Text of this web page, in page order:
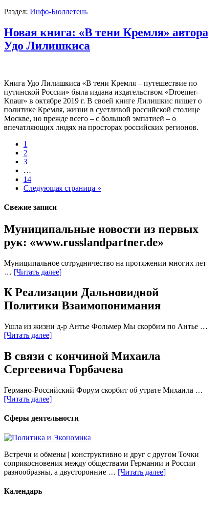
Раздел: Инфо-Бюллетень
Новая книга: «В тени Кремля» автора
Удо Лилишкиса
Книга Удо Лилишкиса «В тени Кремля – путешествие по
путинской России» была издана издательством «Droemer-
Knaur» в октябре 2019 г. В своей книге Лилишкис пишет о
политике Кремля, жизни в суетливой российской столице
Москве, но прежде всего ‒ с большой эмпатией ‒ о
впечатляющих людях на просторах российских регионов.
1
2
3
…
14
Следующая страница »
Свежие записи
Муниципальные новости из первых
рук: «www.russlandpartner.de»
Муниципальное сотрудничество на протяжении многих лет
… [Читать далее]
К Реализации Дальновидной
Политики Взаимопонимания
Ушла из жизни д-р Антье Фольмер Мы скорбим по Антье …
[Читать далее]
В связи с кончиной Михаила
Сергеевича Горбачева
Германо-Российский Форум скорбит об утрате Михаила …
[Читать далее]
Сферы деятельности
Встречи и обмены | конструктивно и друг с другом Точки
соприкосновения между обществами Германии и России
разнообразны, а двусторонние … [Читать далее]
Календарь